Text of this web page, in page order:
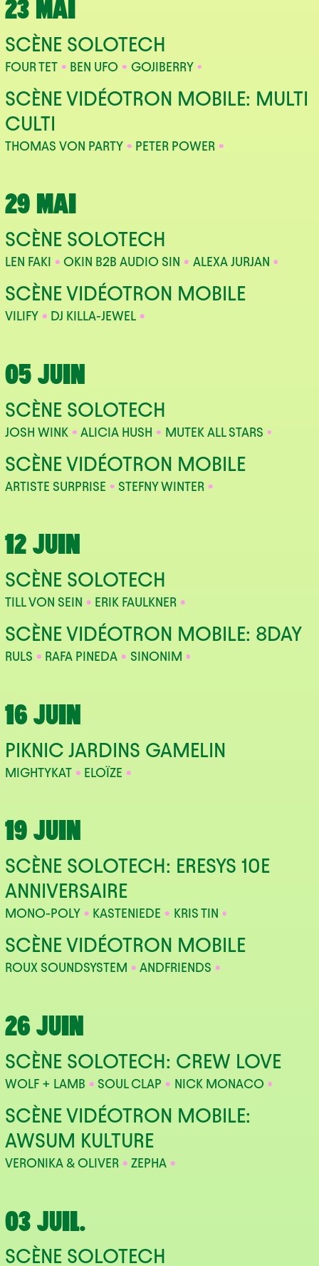
23 MAI
SCÈNE SOLOTECH
FOUR TET BEN UFO GOJIBERRY
SCÈNE VIDÉOTRON MOBILE: MULTI
CULTI
THOMAS VON PARTY PETER POWER
29 MAI
SCÈNE SOLOTECH
LEN FAKI OKIN B2B AUDIO SIN ALEXA JURJAN
SCÈNE VIDÉOTRON MOBILE
VILIFY DJ KILLA-JEWEL
05 JUIN
SCÈNE SOLOTECH
JOSH WINK ALICIA HUSH MUTEK ALL STARS
SCÈNE VIDÉOTRON MOBILE
ARTISTE SURPRISE STEFNY WINTER
12 JUIN
SCÈNE SOLOTECH
TILL VON SEIN ERIK FAULKNER
SCÈNE VIDÉOTRON MOBILE: 8DAY
RULS RAFA PINEDA SINONIM
16 JUIN
PIKNIC JARDINS GAMELIN
MIGHTYKAT ELOÏZE
19 JUIN
SCÈNE SOLOTECH: ERESYS 10E
ANNIVERSAIRE
MONO-POLY KASTENIEDE KRIS TIN
SCÈNE VIDÉOTRON MOBILE
ROUX SOUNDSYSTEM ANDFRIENDS
26 JUIN
SCÈNE SOLOTECH: CREW LOVE
WOLF + LAMB SOUL CLAP NICK MONACO
SCÈNE VIDÉOTRON MOBILE:
AWSUM KULTURE
VERONIKA & OLIVER ZEPHA
03 JUIL.
SCÈNE SOLOTECH